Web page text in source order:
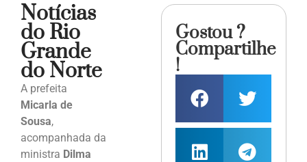
Notícias
do Rio
Grande
do Norte
A prefeita
Micarla de
Sousa,
acompanhada da
ministra Dilma
Gostou ?
Compartilhe
!